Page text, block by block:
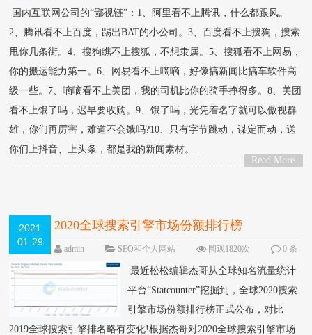
国内互联网公司的“鄙视链”：1、阿里看不上腾讯，什么都跟风。
2、腾讯看不上百度，踢出BAT的小公司。3、百度看不上搜狗，搜索
甩你几条街。4、搜狗瞧不上搜狐，不想隶属。5、搜狐看不上网易，
你的搬运能力第一。6、网易看不上嘀嘀，好像搞新闻比搞车软件高
级一些。7、嘀嘀看不上美团，我的司机比你的骑手挣得多。8、美团
看不上饿了吗，迟早要收购。9、饿了吗，光凭着名字就可以傲视群
雄，你们再厉害，难道不会饿吗?10、只有字节跳动，谋定而动，送
你们上抖音、上头条，都是我的新闻素材。...
Read More
2021
01-29
2020全球搜索引擎市场份额排行榜
admin SEO和个人网站 围观1820次
0 条
最近松松编辑杰哥从全球知名流量统计
平台“Statcounter”挖掘到，全球2020搜索
引擎市场份额排行榜正式公布，对比
2019全球搜索引擎排名略有变化!根据杰哥对2020全球搜索引擎市场